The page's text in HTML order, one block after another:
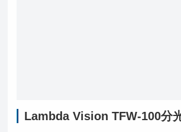
Lambda Vision TFW-100分